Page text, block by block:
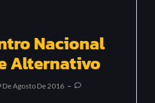
Nacional
Alternativo
De Agosto De 2016